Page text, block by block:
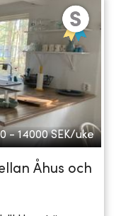
- 14000 SEK/uke
Åhus och